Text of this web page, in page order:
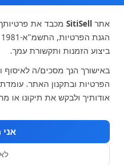
מפת אתר
דף הבית
אתר SitiSell מכבד את
ביצוע הזמנות ותקשורת עמך.
באישורך הנך מסכים/ה לאיסוף
הפרטיות ובתקנון האתר.
אודותיך ולבקש את תיקונו או